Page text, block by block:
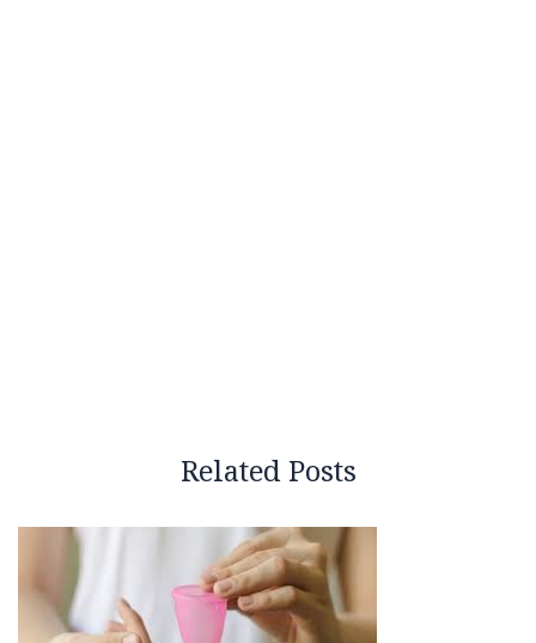
Related Posts